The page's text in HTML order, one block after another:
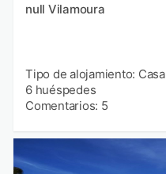
null Vilamoura
Tipo de alojamiento: Casa
6 huéspedes
Comentarios: 5